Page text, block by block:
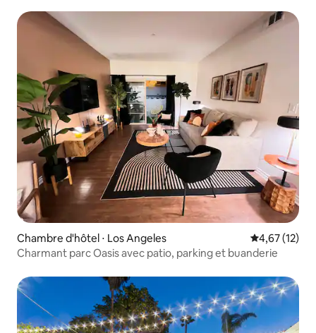
Chambre d'hôtel ⋅ Los Angeles Évaluation
4,67 (12)
Charmant parc Oasis avec patio, parking et buanderie